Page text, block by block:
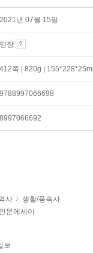
2021년 07월 15일
양장
412쪽 | 820g |
9788997066698
8997066692
사
생활/풍속사
인문에세이
보